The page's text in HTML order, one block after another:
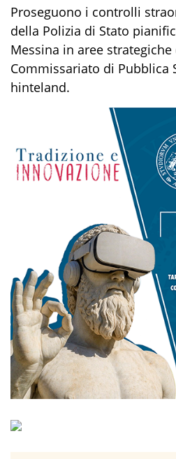
Proseguono i controlli
della Polizia di Stato
Messina in aree
Commissariato di Pubblica
hinteland.